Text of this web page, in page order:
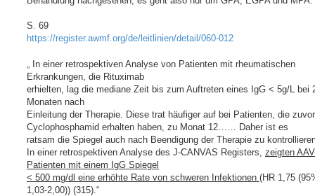
S. 69
https://register.awmf.org/de/leitlinien/detail/060-012
„ In einer retrospektiven Analyse von Patienten mit rheumatischen
Erkrankungen, die Rituximab
erhielten, lag die mediane Zeit bis zum Auftreten eines IgG < 5g/L bei
Monaten nach
Einleitung der Therapie. Diese trat häufiger auf bei Patienten, die
Cyclophosphamid erhalten haben, zu Monat 12…… Daher ist es
ratsam die Spiegel auch nach Beendigung der Therapie zu
In einer retrospektiven Analyse des J-CANVAS Registers, zeigten
Patienten mit einem IgG Spiegel
< 500 mg/dl eine erhöhte Rate von schweren Infektionen (HR 1,75
1,03-2,00)) (315).“